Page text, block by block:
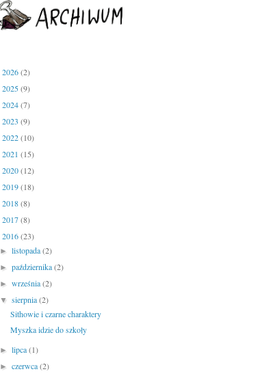
2026(2)
2025(9)
2024(7)
2023 (9)
2022(10)
2021 (15)
2020(12)
2019(18)
2018(8)
2017(8)
2016(23)
►listopada(2)
►października(2)
►września(2)
▼sierpnia(2)
Sithowie i czarne charaktery
Myszka idzie do szkoły
►lipca(1)
►czerwca(2)